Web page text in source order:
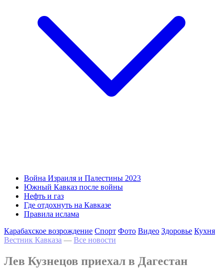
Война Израиля и Палестины 2023
Южный Кавказ после войны
Нефть и газ
Где отдохнуть на Кавказе
Правила ислама
Карабахское возрождение Спорт Фото Видео Здоровье Кухня
Вестник Кавказа — Все новости
Лев Кузнецов приехал в Дагестан